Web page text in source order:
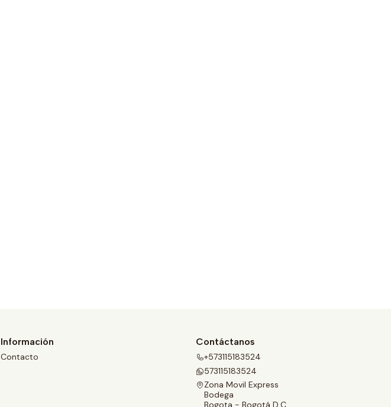
Información
Contacto
Contáctanos
+573115183524
573115183524
Zona Movil Express
Bodega
Bogota - Bogotá D.C.